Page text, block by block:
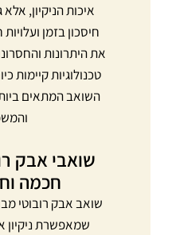
איכות הניקיון,
חיסכון בזמן
את היתרונות
טכנולוגיות קיימות
השואב המתאים
שואבי אבק
חכמה
שואב אבק רובוטי
שמאפשרת ניקיון